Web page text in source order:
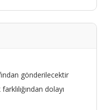
gönderilecektir
dolayı